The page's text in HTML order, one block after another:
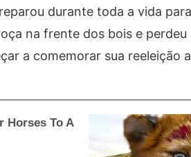
durante toda a vida
na frente dos bois e perdeu
a comemorar sua reeleição